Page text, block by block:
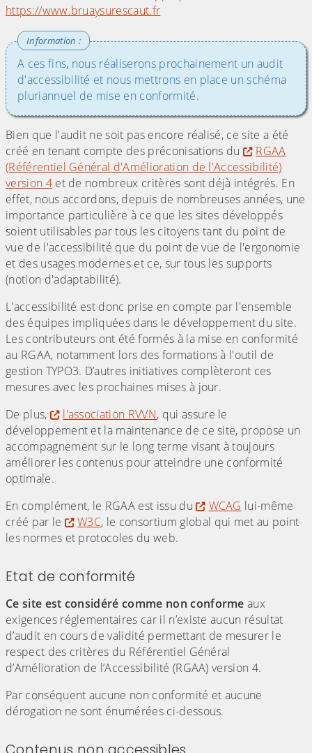
https://www.bruaysurescaut.fr
A ces fins, nous réaliserons prochainement un audit
d'accessibilité et nous mettrons en place un schéma
pluriannuel de mise en conformité.
Bien que l'audit ne soit pas encore réalisé, ce site a été
créé en tenant compte des préconisations du
RGAA
(Référentiel Général d'Amélioration de l'Accessibilité)
version 4et de nombreux critères sont déjà intégrés. En
effet, nous accordons, depuis de nombreuses années, une
importance particulière à ce que les sites développés
soient utilisables par tous les citoyens tant du point de
vue de l'accessibilité que du point de vue de l'ergonomie
et des usages modernes et ce, sur tous les supports
(notion d'adaptabilité).
L'accessibilité est donc prise en compte par l'ensemble
des équipes impliquées dans le développement du site.
Les contributeurs ont été formés à la mise en conformité
au RGAA, notamment lors des formations à l'outil de
gestion TYPO3. D’autres initiatives complèteront ces
mesures avec les prochaines mises à jour.
De plus,
l'association RVVN, qui assure le
développement et la maintenance de ce site, propose un
accompagnement sur le long terme visant à toujours
améliorer les contenus pour atteindre une conformité
optimale.
En complément, le RGAA est issu du
WCAG lui-même
créé par le
W3C, le consortium global qui met au point
les normes et protocoles du web.
Etat de conformité
Ce site est considéré comme non conforme aux
exigences réglementaires car il n’existe aucun résultat
d’audit en cours de validité permettant de mesurer le
respect des critères du Référentiel Général
d’Amélioration de l’Accessibilité (RGAA) version 4.
Par conséquent aucune non conformité et aucune
dérogation ne sont énumérées ci-dessous.